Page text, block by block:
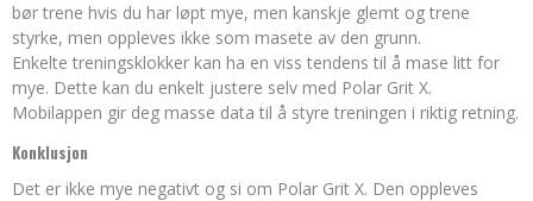
bør trene hvis du har løpt mye, men kanskje glemt og trene
styrke, men oppleves ikke som masete av den grunn.
Enkelte treningsklokker kan ha en viss tendens til å mase litt for
mye. Dette kan du enkelt justere selv med Polar Grit X.
Mobilappen gir deg masse data til å styre treningen i riktig retning.
Konklusjon
Det er ikke mye negativt og si om Polar Grit X. Den oppleves